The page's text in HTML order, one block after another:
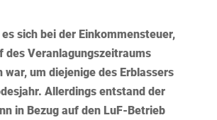
sich bei der Einkommensteuer,
des Veranlagungszeitraums
war, um diejenige des Erblassers
Allerdings entstand der
in Bezug auf den LuF-Betrieb